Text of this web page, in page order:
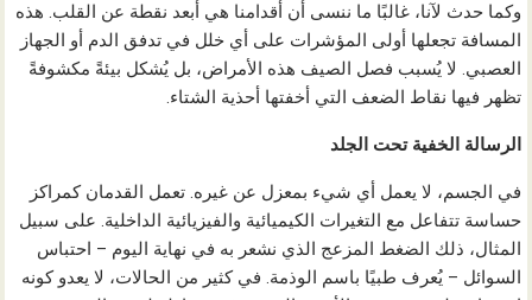
وكما حدث لآنا، غالبًا ما ننسى أن أقدامنا هي أبعد نقطة عن القلب. هذه
المسافة تجعلها أولى المؤشرات على أي خلل في تدفق الدم أو الجهاز
العصبي. لا يُسبب فصل الصيف هذه الأمراض، بل يُشكل بيئةً مكشوفةً
تظهر فيها نقاط الضعف التي أخفتها أحذية الشتاء.
الرسالة الخفية تحت الجلد
في الجسم، لا يعمل أي شيء بمعزل عن غيره. تعمل القدمان كمراكز
حساسة تتفاعل مع التغيرات الكيميائية والفيزيائية الداخلية. على سبيل
المثال، ذلك الضغط المزعج الذي نشعر به في نهاية اليوم – احتباس
السوائل – يُعرف طبيًا باسم الوذمة. في كثير من الحالات، لا يعدو كونه